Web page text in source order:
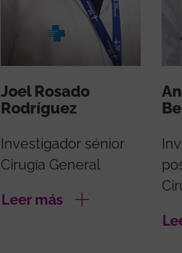
Joel Rosado
Rodríguez
Investigador sénior
Cirugía General
Leer más